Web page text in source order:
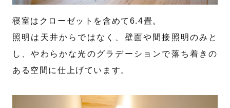
寝室はクローゼットを含めて6.4畳。
照明は天井からではなく、壁面や間接照明のみと
し、やわらかな光のグラデーションで落ち着きの
ある空間に仕上げています。